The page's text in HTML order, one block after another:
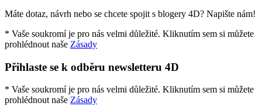
Máte dotaz, návrh nebo se chcete spojit s blogery 4D? Napište nám!
* Vaše soukromí je pro nás velmi důležité. Kliknutím sem si můžete
prohlédnout naše Zásady
Přihlaste se k odběru newsletteru 4D
* Vaše soukromí je pro nás velmi důležité. Kliknutím sem si můžete
prohlédnout naše Zásady